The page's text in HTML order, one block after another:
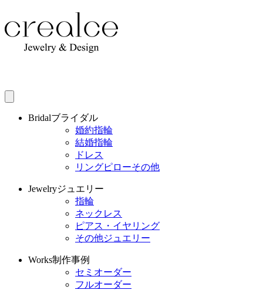
Bridalブライダル
婚約指輪
結婚指輪
ドレス
リングピローその他
Jewelryジュエリー
指輪
ネックレス
ピアス・イヤリング
その他ジュエリー
Works制作事例
セミオーダー
フルオーダー